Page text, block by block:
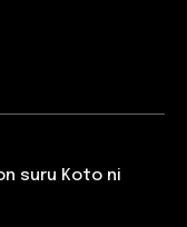
suru Koto ni